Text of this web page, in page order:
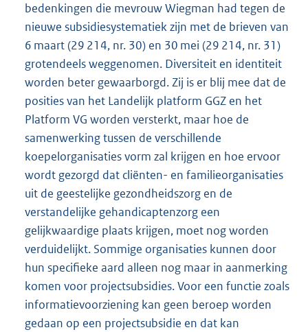
bedenkingen die mevrouw Wiegman had tegen de
nieuwe subsidiesystematiek zijn met de brieven van
6 maart (29 214, nr. 30) en 30 mei (29 214, nr. 31)
grotendeels weggenomen. Diversiteit en identiteit
worden beter gewaarborgd. Zij is er blij mee dat de
posities van het Landelijk platform GGZ en het
Platform VG worden versterkt, maar hoe de
samenwerking tussen de verschillende
koepelorganisaties vorm zal krijgen en hoe ervoor
wordt gezorgd dat cliënten- en familieorganisaties
uit de geestelijke gezondheidszorg en de
verstandelijke gehandicaptenzorg een
gelijkwaardige plaats krijgen, moet nog worden
verduidelijkt. Sommige organisaties kunnen door
hun specifieke aard alleen nog maar in aanmerking
komen voor projectsubsidies. Voor een functie zoals
informatievoorziening kan geen beroep worden
gedaan op een projectsubsidie en dat kan